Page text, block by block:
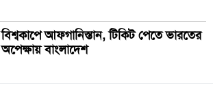
বিশ্বকাপে আফগানিস্তান, টিকিট পেতে ভারতের
অপেক্ষায় বাংলাদেশ